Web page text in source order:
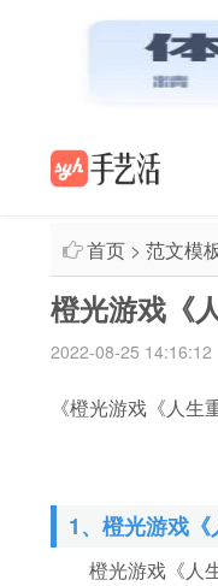
首页 > 范文模
橙光游戏《
2022-08-25 14:16:12
《橙光游戏《人
1、橙光游戏
橙光游戏《人生